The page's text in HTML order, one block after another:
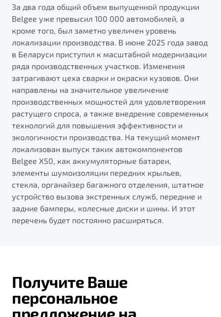
За два года общий объем выпущенной продукции
Belgee уже превысил 100 000 автомобилей, а
кроме того, был заметно увеличен уровень
локализации производства. В июне 2025 года завод
в Беларуси приступил к масштабной модернизации
ряда производственных участков. Изменения
затрагивают цеха сварки и окраски кузовов. Они
направлены на значительное увеличение
производственных мощностей для удовлетворения
растущего спроса, а также внедрение современных
технологий для повышения эффективности и
экологичности производства. На текущий момент
локализован выпуск таких автокомпонентов
Belgee X50, как аккумуляторные батареи,
элементы шумоизоляции передних крыльев,
стекла, органайзер багажного отделения, штатное
устройство вызова экстренных служб, передние и
задние бамперы, колесные диски и шины. И этот
перечень будет постоянно расширяться.
Получите Ваше
персональное
предложение на